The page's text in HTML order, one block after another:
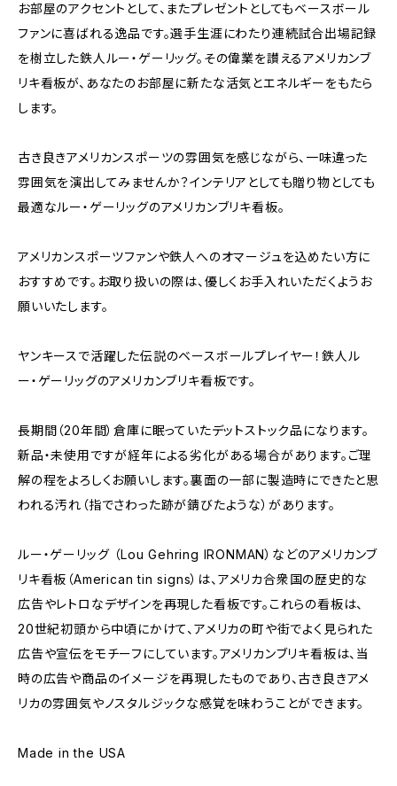
お部屋のアクセントとして、またプレゼントとしてもベースボール
ファンに喜ばれる逸品です。選手生涯にわたり連続試合出場記録
を樹立した鉄人ルー・ゲーリッグ。その偉業を讃えるアメリカンブ
リキ看板が、あなたのお部屋に新たな活気とエネルギーをもたら
します。
古き良きアメリカンスポーツの雰囲気を感じながら、一味違った
雰囲気を演出してみませんか？インテリアとしても贈り物としても
最適なルー・ゲーリッグのアメリカンブリキ看板。
アメリカンスポーツファンや鉄人へのオマージュを込めたい方に
おすすめです。お取り扱いの際は、優しくお手入れいただくようお
願いいたします。
ヤンキースで活躍した伝説のベースボールプレイヤー！鉄人ル
ー・ゲーリッグのアメリカンブリキ看板です。
長期間（20年間）倉庫に眠っていたデットストック品になります。
新品・未使用ですが経年による劣化がある場合があります。ご理
解の程をよろしくお願いします。裏面の一部に製造時にできたと思
われる汚れ（指でさわった跡が錆びたような）があります。
ルー・ゲーリッグ （Lou Gehring IRONMAN）などのアメリカンブ
リキ看板（American tin signs）は、アメリカ合衆国の歴史的な
広告やレトロなデザインを再現した看板です。これらの看板は、
20世紀初頭から中頃にかけて、アメリカの町や街でよく見られた
広告や宣伝をモチーフにしています。アメリカンブリキ看板は、当
時の広告や商品のイメージを再現したものであり、古き良きアメ
リカの雰囲気やノスタルジックな感覚を味わうことができます。
Made in the USA